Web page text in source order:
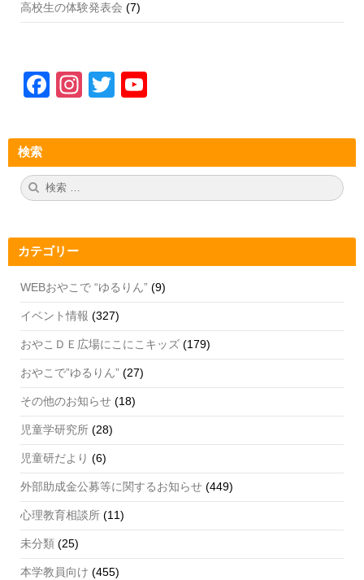
高校生の体験発表会 (7)
F
c
e
b
o
k
In
a
gr
T
tt
er
u
T
e
C
h
n
el
検索
検
索:
カテゴリー
WEBおやこで “ゆるりん” (9)
イベント情報 (327)
おやこＤＥ広場にこにこキッズ (179)
おやこで”ゆるりん” (27)
その他のお知らせ (18)
児童学研究所 (28)
児童研だより (6)
外部助成金公募等に関するお知らせ (449)
心理教育相談所 (11)
未分類 (25)
本学教員向け (455)